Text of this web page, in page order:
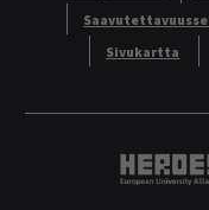
Sivukartta